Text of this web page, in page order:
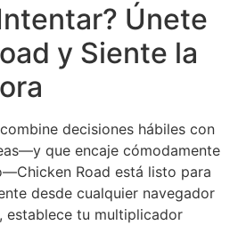
Únete
y Siente la
decisiones hábiles con
que encaje cómodamente
Road está listo para
desde cualquier navegador
establece tu multiplicador